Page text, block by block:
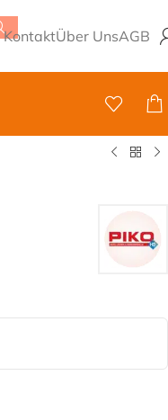
KontaktÜber UnsAGB